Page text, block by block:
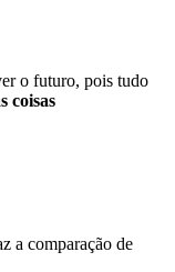
o futuro, pois tudo
coisas
a comparação de